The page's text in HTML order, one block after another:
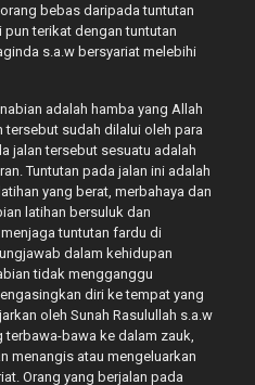
bebas daripada tuntutan
pun terikat dengan tuntutan
s.a.w bersyariat melebihi
adalah hamba yang Allah
tersebut sudah dilalui oleh para
jalan tersebut sesuatu adalah
Tuntutan pada jalan ini adalah
yang berat, merbahaya dan
latihan bersuluk dan
tuntutan fardu di
dalam kehidupan
tidak mengganggu
diri ke tempat yang
oleh Sunah Rasulullah s.a.w
bawa ke dalam zauk,
menangis atau mengeluarkan
Orang yang berjalan pada